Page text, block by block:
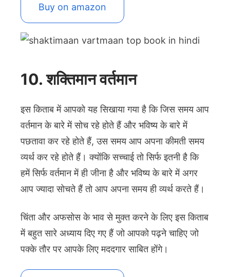
Buy on amazon
10. शक्तिमान वर्तमान
इस किताब में आपको यह सिखाया गया है कि जिस समय आप
वर्तमान के बारे में सोच रहे होते हैं और भविष्य के बारे में
पछतावा कर रहे होते हैं, उस समय आप अपना कीमती समय
व्यर्थ कर रहे होते हैं। क्योंकि सच्चाई तो सिर्फ इतनी है कि
हमें सिर्फ वर्तमान में ही जीना है और भविष्य के बारे में अगर
आप ज्यादा सोचते हैं तो आप अपना समय ही व्यर्थ करते हैं।
चिंता और अफसोस के भाव से मुक्त करने के लिए इस किताब
में बहुत सारे अध्याय दिए गए हैं जो आपको पढ़ने चाहिए जो
पक्के तौर पर आपके लिए मददगार साबित होंगे।